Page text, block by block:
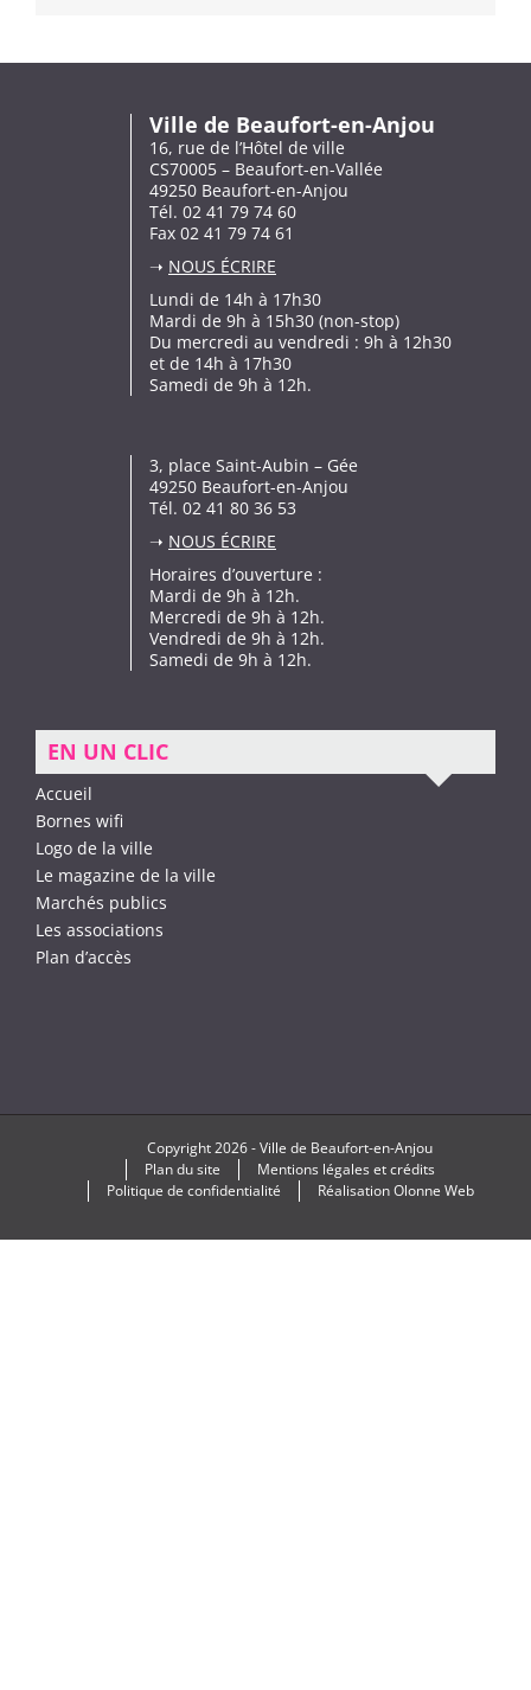
Ville de Beaufort-en-Anjou
16, rue de l’Hôtel de ville
CS70005 – Beaufort-en-Vallée
49250 Beaufort-en-Anjou
Tél. 02 41 79 74 60
Fax 02 41 79 74 61
➝ NOUS ÉCRIRE
Lundi de 14h à 17h30
Mardi de 9h à 15h30 (non-stop)
Du mercredi au vendredi : 9h à 12h30
et de 14h à 17h30
Samedi de 9h à 12h.
3, place Saint-Aubin – Gée
49250 Beaufort-en-Anjou
Tél. 02 41 80 36 53
➝ NOUS ÉCRIRE
Horaires d’ouverture :
Mardi de 9h à 12h.
Mercredi de 9h à 12h.
Vendredi de 9h à 12h.
Samedi de 9h à 12h.
EN UN CLIC
Accueil
Bornes wifi
Logo de la ville
Le magazine de la ville
Marchés publics
Les associations
Plan d’accès
Copyright2026 -Ville de Beaufort-en-Anjou
Plan du site
Mentions légales et crédits
Politique de confidentialité
RéalisationOlonne Web